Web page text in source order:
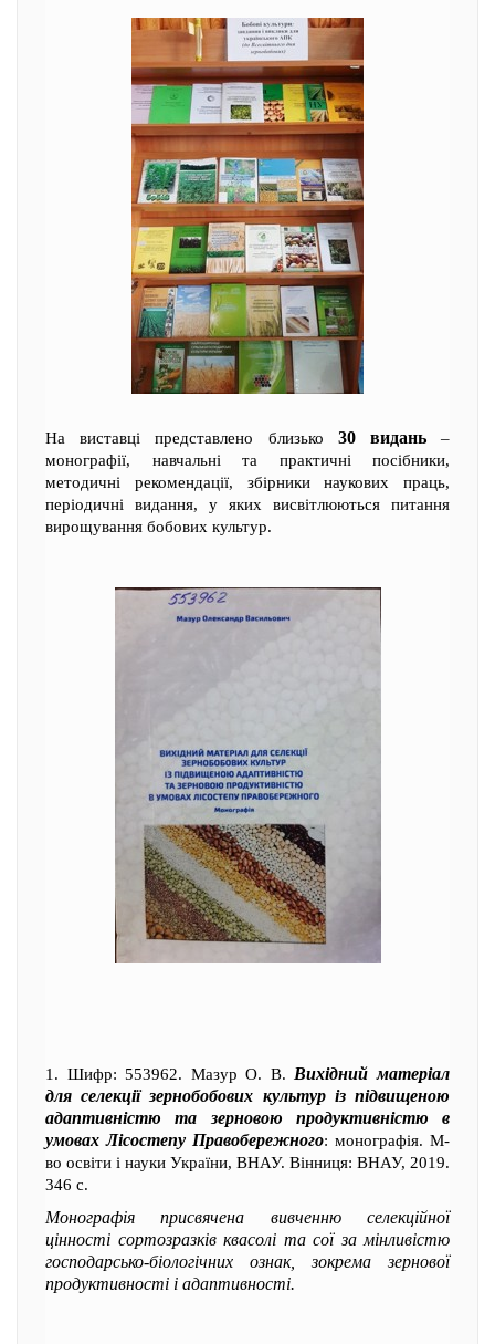
На виставці представлено близько 30 видань–
монографії, навчальні та практичні посібники,
методичні рекомендації, збірники наукових праць,
періодичні видання, у яких висвітлюються питання
вирощування бобових культур.
1. Шифр: 553962. Мазур О. В. Вихідний матеріал
для селекції зернобобових культур із підвищеною
адаптивністю та зерновою продуктивністю в
умовах Лісостепу Правобережного: монографія. М-
во освіти і науки України, ВНАУ. Вінниця: ВНАУ, 2019.
346 с.
Монографія присвячена вивченню селекційної
цінності сортозразків квасолі та сої за мінливістю
господарсько-біологічних ознак, зокрема зернової
продуктивності і адаптивності.